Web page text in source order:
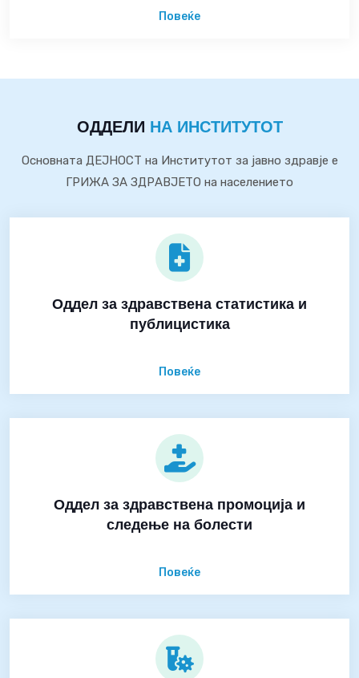
Повеќе
ОДДЕЛИ НА ИНСТИТУТОТ
Основната ДЕЈНОСТ на Институтот за јавно здравје е
ГРИЖА ЗА ЗДРАВЈЕТО на населението
Оддел за здравствена статистика и
публицистика
Повеќе
Оддел за здравствена промоција и
следење на болести
Повеќе